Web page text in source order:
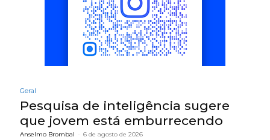
Geral
Pesquisa de inteligência sugere
que jovem está emburrecendo
Anselmo Brombal - 6 de agosto de 2026